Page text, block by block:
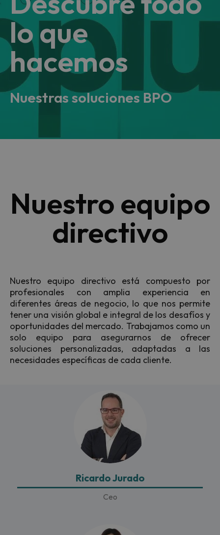
lo que
hacemos
Nuestras soluciones BPO
Nuestro equipo
directivo
Nuestro equipo directivo está compuesto por
profesionales con amplia experiencia en
diferentes áreas de negocio, lo que nos permite
tener una visión global e integral de los desafíos y
oportunidades del mercado. Trabajamos como un
solo equipo para asegurarnos de ofrecer
soluciones personalizadas, adaptadas a las
necesidades específicas de cada cliente.
Ricardo Jurado
Ceo